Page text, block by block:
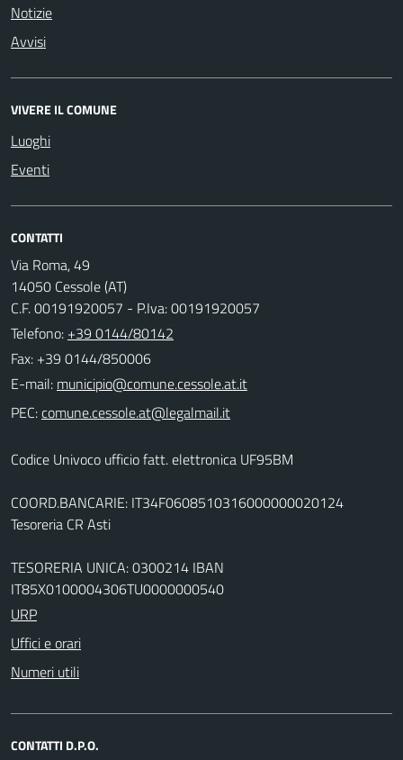
Notizie
Avvisi
VIVERE IL COMUNE
Luoghi
Eventi
CONTATTI
Via Roma, 49
14050 Cessole (AT)
C.F. 00191920057 - P.Iva: 00191920057
Telefono: +39 0144/80142
Fax: +39 0144/850006
E-mail:
PEC:
Codice Univoco ufficio fatt. elettronica UF95BM
COORD.BANCARIE: IT34F0608510316000000020124
Tesoreria CR Asti
TESORERIA UNICA: 0300214 IBAN
IT85X0100004306TU0000000540
URP
Uffici e orari
Numeri utili
CONTATTI D.P.O.